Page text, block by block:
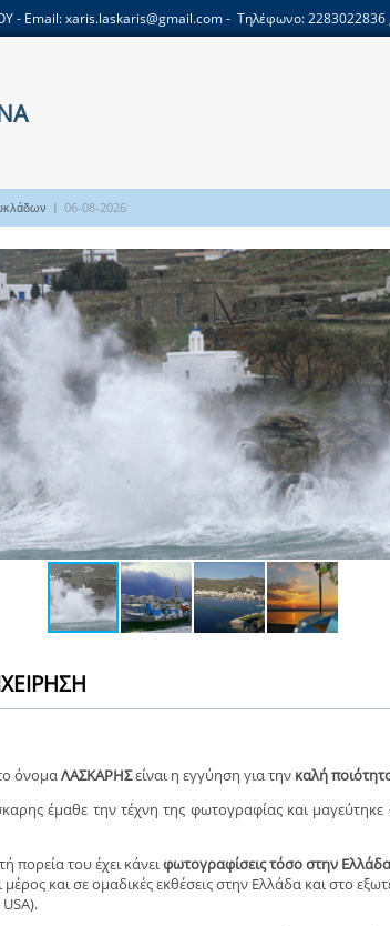
- Email:xaris.laskaris@gmail.com- Τηλέφωνο: 2283022836
I 06-08-2026
όνομαΛΑΣΚΑΡΗΣείναι η εγγύηση για την καλή
έμαθε την τέχνη της φωτογραφίας και
πορεία του έχει κάνειφωτογραφίσεις τόσο στην
μέρος και σε ομαδικές εκθέσεις στην Ελλάδα και στο